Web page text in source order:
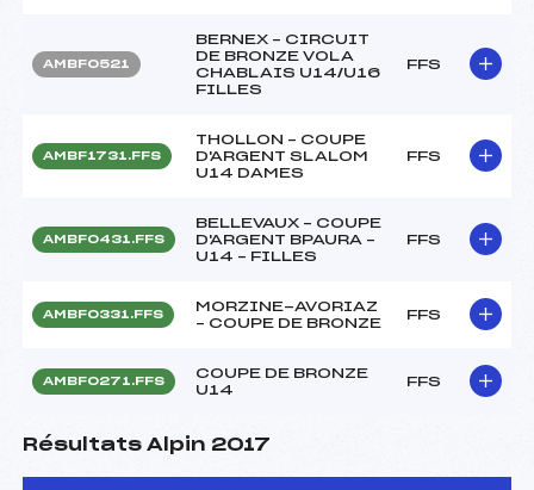
AMBF0521
BERNEX – CIRCUIT
DE BRONZE VOLA
CHABLAIS U14/U16
FILLES
FFS
AMBF1731.FFS
THOLLON – COUPE
D'ARGENT SLALOM
U14 DAMES
FFS
AMBF0431.FFS
BELLEVAUX – COUPE
D'ARGENT BPAURA –
U14 – FILLES
FFS
AMBF0331.FFS
MORZINE-AVORIAZ
– COUPE DE BRONZE
FFS
AMBF0271.FFS
COUPE DE BRONZE
U14
FFS
Résultats Alpin 2017